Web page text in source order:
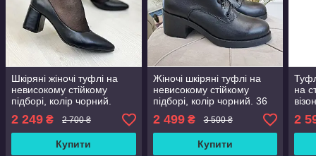
Шкіряні жіночі туфлі на
невисокому стійкому
підборі, колір чорний.
Розміри 36-41
2 249 ₴ 2 700 ₴
Купити
Жіночі шкіряні туфлі на
невисокому стійкому
підборі, колір чорний. 36
розмір
2 499₴ 3 500 ₴
Купити
на
2